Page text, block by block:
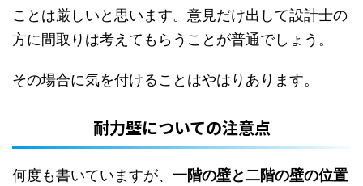
ことは厳しいと思います。意見だけ出して設計士の
方に間取りは考えてもらうことが普通でしょう。
その場合に気を付けることはやはりあります。
耐力壁についての注意点
何度も書いていますが、 一階の壁と二階の壁の位置